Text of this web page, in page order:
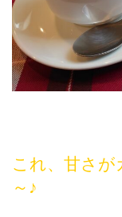
これ、甘さ
～♪